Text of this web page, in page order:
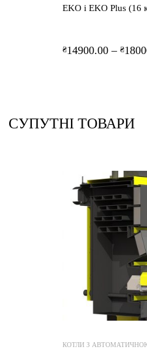
EKO і EKO Plus (16
₴14900.00 – ₴
СУПУТНІ ТОВАРИ
КОТЛИ З